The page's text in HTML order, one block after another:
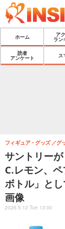
ホーム
ア
ラン
読者
アンケート
ス
サントリー
C.レモン、
ボトル」と
画像
フィギュア・グッズ グ
2026.5.12 Tue 13:00